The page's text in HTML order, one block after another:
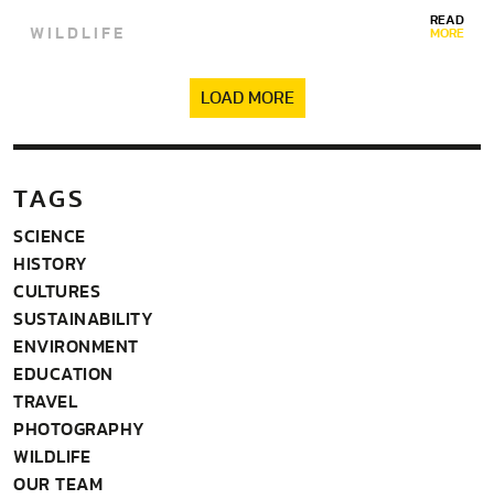
WILDLIFE READ
MORE
LOAD MORE
TAGS
SCIENCE
HISTORY
CULTURES
SUSTAINABILITY
ENVIRONMENT
EDUCATION
TRAVEL
PHOTOGRAPHY
WILDLIFE
OUR TEAM